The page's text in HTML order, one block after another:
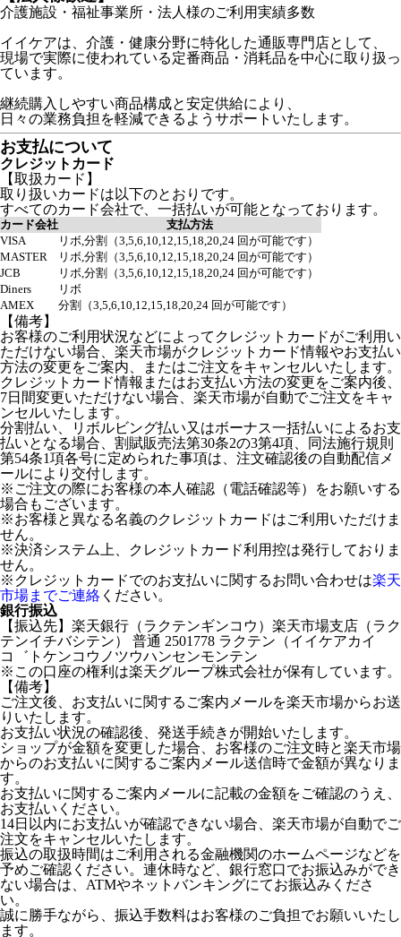
介護施設・福祉事業所・法人様のご利用実績多数
イイケアは、介護・健康分野に特化した通販専門店として、
現場で実際に使われている定番商品・消耗品を中心に取り扱っ
ています。
継続購入しやすい商品構成と安定供給により、
日々の業務負担を軽減できるようサポートいたします。
お支払について
クレジットカード
【取扱カード】
取り扱いカードは以下のとおりです。
すべてのカード会社で、一括払いが可能となっております。
カード会社
支払方法
VISA
リボ,分割（3,5,6,10,12,15,18,20,24 回が可能です）
MASTER
リボ,分割（3,5,6,10,12,15,18,20,24 回が可能です）
JCB
リボ,分割（3,5,6,10,12,15,18,20,24 回が可能です）
Diners
リボ
AMEX
分割（3,5,6,10,12,15,18,20,24 回が可能です）
【備考】
お客様のご利用状況などによってクレジットカードがご利用い
ただけない場合、楽天市場がクレジットカード情報やお支払い
方法の変更をご案内、またはご注文をキャンセルいたします。
クレジットカード情報またはお支払い方法の変更をご案内後、
7日間変更いただけない場合、楽天市場が自動でご注文をキャ
ンセルいたします。
分割払い、リボルビング払い又はボーナス一括払いによるお支
払いとなる場合、割賦販売法第30条2の3第4項、同法施行規則
第54条1項各号に定められた事項は、注文確認後の自動配信メ
ールにより交付します。
※ご注文の際にお客様の本人確認（電話確認等）をお願いする
場合もございます。
※お客様と異なる名義のクレジットカードはご利用いただけま
せん。
※決済システム上、クレジットカード利用控は発行しておりま
せん。
※クレジットカードでのお支払いに関するお問い合わせは楽天
市場までご連絡 ください。
銀行振込
【振込先】楽天銀行（ラクテンギンコウ）楽天市場支店（ラク
テンイチバシテン） 普通 2501778 ラクテン（イイケアカイ
コ゛トケンコウノツウハンセンモンテン
※この口座の権利は楽天グループ株式会社が保有しています。
【備考】
ご注文後、お支払いに関するご案内メールを楽天市場からお送
りいたします。
お支払い状況の確認後、発送手続きが開始いたします。
ショップが金額を変更した場合、お客様のご注文時と楽天市場
からのお支払いに関するご案内メール送信時で金額が異なりま
す。
お支払いに関するご案内メールに記載の金額をご確認のうえ、
お支払いください。
14日以内にお支払いが確認できない場合、楽天市場が自動でご
注文をキャンセルいたします。
振込の取扱時間はご利用される金融機関のホームページなどを
予めご確認ください。連休時など、銀行窓口でお振込みができ
ない場合は、ATMやネットバンキングにてお振込みくださ
い。
誠に勝手ながら、振込手数料はお客様のご負担でお願いいたし
ます。